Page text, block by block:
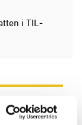
i TIL-